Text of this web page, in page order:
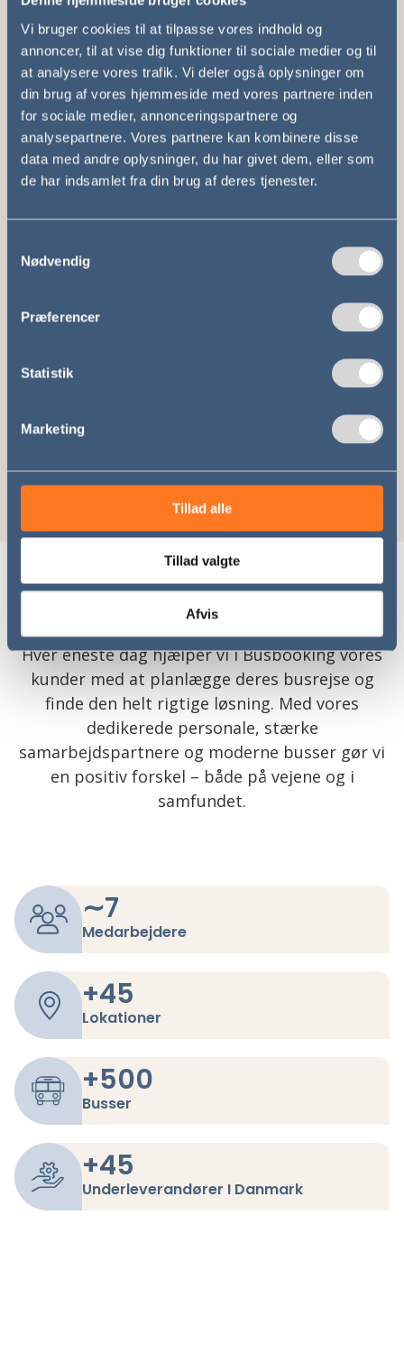
Vi bruger cookies til at tilpasse vores indhold og
annoncer, til at vise dig funktioner til sociale medier og til
at analysere vores trafik. Vi deler også oplysninger om
din brug af vores hjemmeside med vores partnere inden
for sociale medier, annonceringspartnere og
analysepartnere. Vores partnere kan kombinere disse
data med andre oplysninger, du har givet dem, eller som
de har indsamlet fra din brug af deres tjenester.
Nødvendig
Præferencer
Statistik
Marketing
Tillad alle
Tillad valgte
Afvis
kulturattraktioner og sportsarrangementer,
fordi det ligger tæt på Danmark og samtidig
giver mange muligheder for oplevelser. Med
vores platform bliver det endnu nemmere at få
et overblik over priser og ruter til Tyskland, så
planlægningen går hurtigt og gnidningsfrit.
Prisindikator – ikke en endelig
booking
Det er vigtigt at vide, at den pris, du får, når du
beregner turen, ikke er en endelig booking. Når
du accepterer prisen, sender vi forespørgslen
turen, før den kan anses som endelig. Alligevel
giver systemet dig en god idé om prisniveauet,
Med denne opdatering gør vi det nemmere for
dig at få overblik over længere ture og finde
den løsning, der passer bedst til dine behov –
Busbooking I tal
Hver eneste dag hjælper vi i Busbooking vores
kunder med at planlægge deres busrejse og
finde den helt rigtige løsning. Med vores
dedikerede personale, stærke
samarbejdspartnere og moderne busser gør vi
en positiv forskel – både på vejene og i
samfundet.
∼7
Medarbejdere
+45
Lokationer
+500
Busser
+45
Underleverandører I Danmark